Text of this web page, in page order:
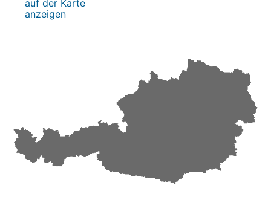
auf der Karte
anzeigen